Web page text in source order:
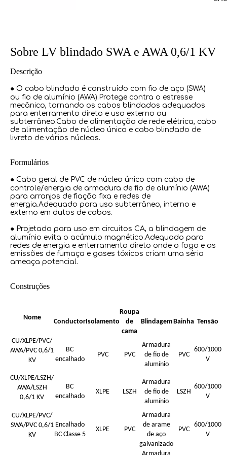
Sobre LV blindado SWA e AWA 0,6/1 KV
Descrição
● O cabo blindado é construído com fio de aço (SWA)
ou fio de alumínio (AWA).Protege contra o estresse
mecânico, tornando os cabos blindados adequados
para enterramento direto e uso externo ou
subterrâneo.Cabo de alimentação de rede elétrica, cabo
de alimentação de núcleo único e cabo blindado de
livreto de vários núcleos.
Formulários
● Cabo geral de PVC de núcleo único com cabo de
controle/energia de armadura de fio de alumínio (AWA)
para arranjos de fiação fixa e redes de
energia.Adequado para uso subterrâneo, interno e
externo em dutos de cabos.
● Projetado para uso em circuitos CA, a blindagem de
alumínio evita o acúmulo magnético.Adequado para
redes de energia e enterramento direto onde o fogo e as
emissões de fumaça e gases tóxicos criam uma séria
ameaça potencial.
Construções
Nome
ConductorIsolamento
Roupa
de
cama
BlindagemBainha Tensão
CU/XLPE/PVC/
AWA/PVC 0,6/1
KV
BC
encalhado
PVC PVC
Armadura
de fio de
alumínio
PVC
600/1000
V
CU/XLPE/LSZH/
AWA/LSZH
0,6/1 KV
BC
encalhado
XLPE LSZH
Armadura
de fio de
alumínio
LSZH
600/1000
V
CU/XLPE/PVC/
SWA/PVC 0,6/1
KV
Encalhado
BC Classe 5
XLPE PVC
Armadura
de arame
de aço
galvanizado
PVC
600/1000
V